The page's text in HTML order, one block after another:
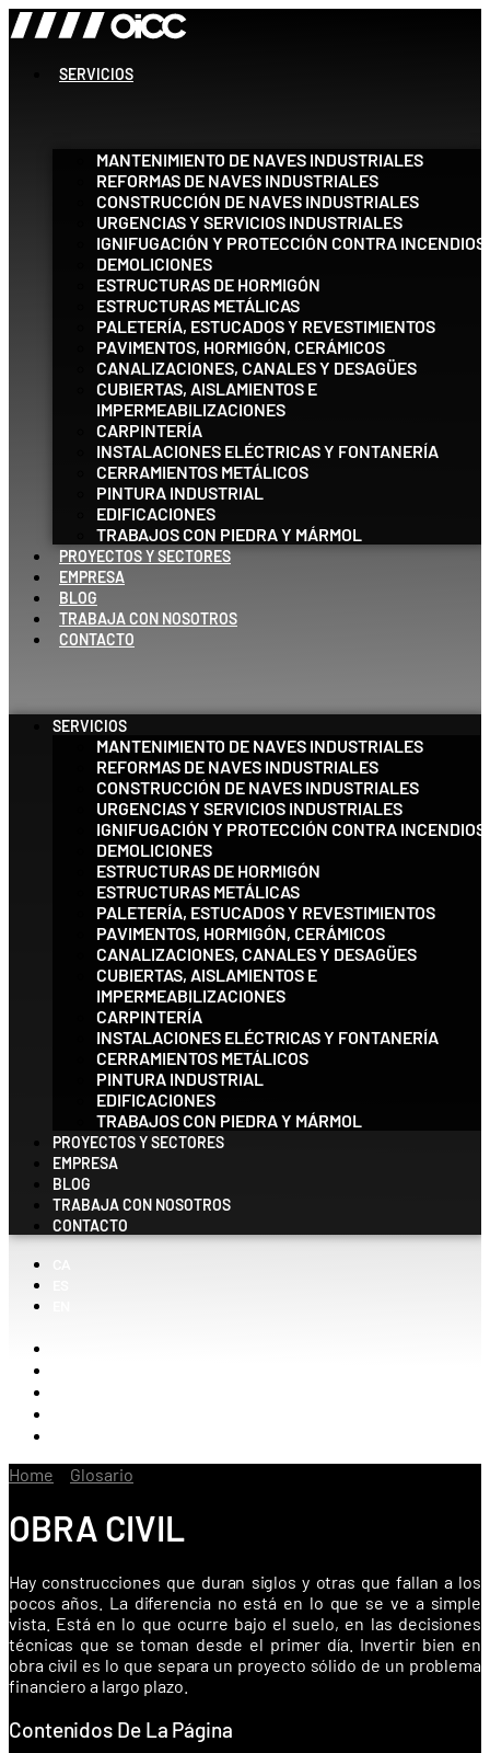
Ir
al
SERVICIOS
MANTENIMIENTO DE NAVES INDUSTRIALES
REFORMAS DE NAVES INDUSTRIALES
CONSTRUCCIÓN DE NAVES INDUSTRIALES
URGENCIAS Y SERVICIOS INDUSTRIALES
IGNIFUGACIÓN Y PROTECCIÓN CONTRA INCENDIOS
DEMOLICIONES
ESTRUCTURAS DE HORMIGÓN
ESTRUCTURAS METÁLICAS
PALETERÍA, ESTUCADOS Y REVESTIMIENTOS
PAVIMENTOS, HORMIGÓN, CERÁMICOS
CANALIZACIONES, CANALES Y DESAGÜES
CUBIERTAS, AISLAMIENTOS E
IMPERMEABILIZACIONES
CARPINTERÍA
INSTALACIONES ELÉCTRICAS Y FONTANERÍA
CERRAMIENTOS METÁLICOS
PINTURA INDUSTRIAL
EDIFICACIONES
TRABAJOS CON PIEDRA Y MÁRMOL
PROYECTOS Y SECTORES
EMPRESA
BLOG
TRABAJA CON NOSOTROS
CONTACTO
SERVICIOS
MANTENIMIENTO DE NAVES INDUSTRIALES
REFORMAS DE NAVES INDUSTRIALES
CONSTRUCCIÓN DE NAVES INDUSTRIALES
URGENCIAS Y SERVICIOS INDUSTRIALES
IGNIFUGACIÓN Y PROTECCIÓN CONTRA INCENDIOS
DEMOLICIONES
ESTRUCTURAS DE HORMIGÓN
ESTRUCTURAS METÁLICAS
PALETERÍA, ESTUCADOS Y REVESTIMIENTOS
PAVIMENTOS, HORMIGÓN, CERÁMICOS
CANALIZACIONES, CANALES Y DESAGÜES
CUBIERTAS, AISLAMIENTOS E
IMPERMEABILIZACIONES
CARPINTERÍA
INSTALACIONES ELÉCTRICAS Y FONTANERÍA
CERRAMIENTOS METÁLICOS
PINTURA INDUSTRIAL
EDIFICACIONES
TRABAJOS CON PIEDRA Y MÁRMOL
PROYECTOS Y SECTORES
EMPRESA
BLOG
TRABAJA CON NOSOTROS
CONTACTO
Home Glosario
OBRA CIVIL
Hay construcciones que duran siglos y otras que fallan a los
pocos años. La diferencia no está en lo que se ve a simple
vista. Está en lo que ocurre bajo el suelo, en las decisiones
técnicas que se toman desde el primer día. Invertir bien en
obra civil es lo que separa un proyecto sólido de un problema
financiero a largo plazo.
Contenidos De La Página